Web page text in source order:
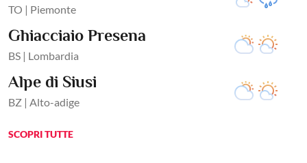
TO | Piemonte
Ghiacciaio Presena
BS | Lombardia
Alpe di Siusi
BZ | Alto-adige
SCOPRI TUTTE